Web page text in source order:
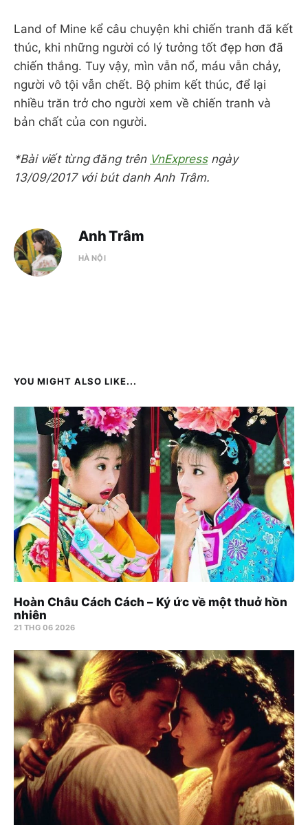
Land of Mine kể câu chuyện khi chiến tranh đã kết
thúc, khi những người có lý tưởng tốt đẹp hơn đã
chiến thắng. Tuy vậy, mìn vẫn nổ, máu vẫn chảy,
người vô tội vẫn chết. Bộ phim kết thúc, để lại
nhiều trăn trở cho người xem về chiến tranh và
bản chất của con người.
*Bài viết từng đăng trên VnExpressngày
13/09/2017 với bút danh Anh Trâm.
Anh Trâm
HÀ NỘI
YOU MIGHT ALSO LIKE...
Hoàn Châu Cách Cách – Ký ức về một thuở hồn
nhiên
21 THG 06 2026